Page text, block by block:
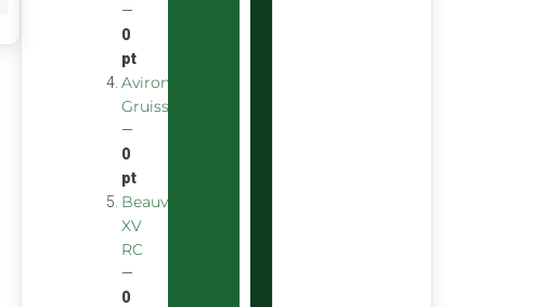
—
0
pt
Aviron
Gruissanais
—
0
pt
Beauvais
XV
RC
—
0